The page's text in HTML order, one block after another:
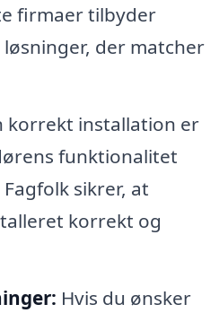
firmaer tilbyder
der matcher
korrekt installation er
funktionalitet
sikrer, at
korrekt og
Hvis du ønsker